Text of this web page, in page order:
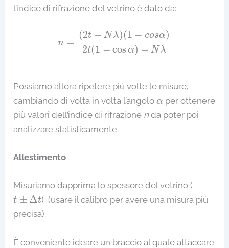
l’indice di rifrazione del vetrino è dato da:
n =
(2t − N λ)(1 − cosα)
2t(1 − cos α) − N λ
−N 1−c osα cos
Possiamo allora ripetere più volte le misure,
cambiando di volta in volta l’angoloα
α per ottenere
più valori dell’indice di rifrazione nda poter poi
analizzare statisticamente.
Allestimento
Misuriamo dapprima lo spessore del vetrino (
t ± Δt
t Δ t
) (usare il calibro per avere una misura più
precisa).
È conveniente ideare un braccio al quale attaccare